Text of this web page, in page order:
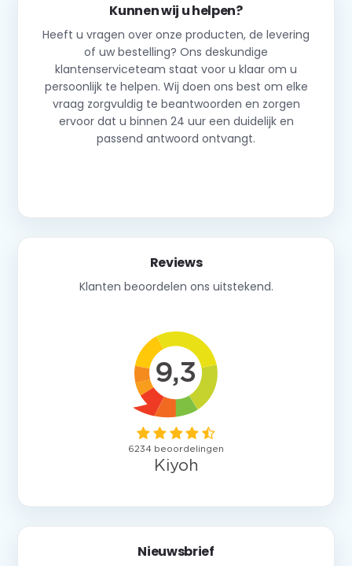
Kunnen wij u helpen?
Heeft u vragen over onze producten, de levering
of uw bestelling? Ons deskundige
klantenserviceteam staat voor u klaar om u
persoonlijk te helpen. Wij doen ons best om elke
vraag zorgvuldig te beantwoorden en zorgen
ervoor dat u binnen 24 uur een duidelijk en
passend antwoord ontvangt.
Reviews
Klanten beoordelen ons uitstekend.
Nieuwsbrief